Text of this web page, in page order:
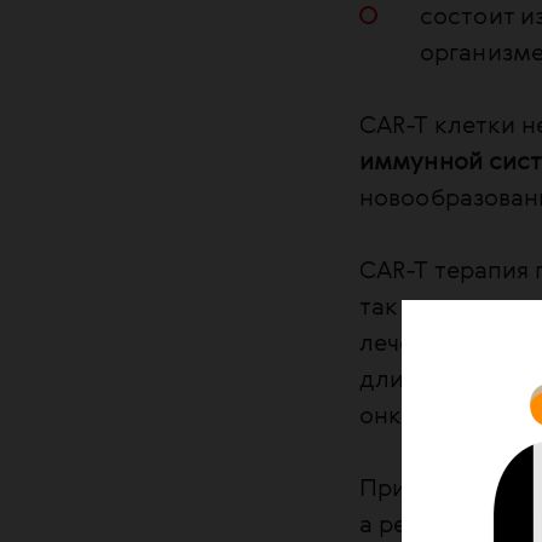
состоит
CAR-T клетки
иммунной
CAR-T
так как у
лечению
длительного
При этом
а результат